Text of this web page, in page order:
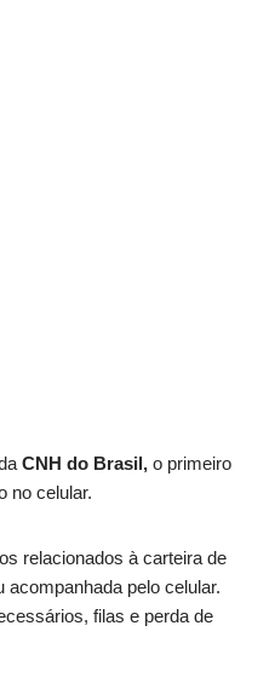
CNH do Brasil, o primeiro
no celular.
relacionados à carteira de
acompanhada pelo celular.
filas e perda de